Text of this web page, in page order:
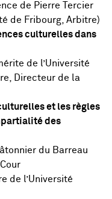
de Pierre Tercier
de Fribourg, Arbitre)
culturelles dans
de l’Université
Directeur de la
et les règles
des
du Barreau
de l’Université